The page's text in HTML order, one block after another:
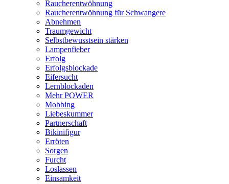
Raucherentwöhnung
Raucherentwöhnung für Schwangere
Abnehmen
Traumgewicht
Selbstbewusstsein stärken
Lampenfieber
Erfolg
Erfolgsblockade
Eifersucht
Lernblockaden
Mehr POWER
Mobbing
Liebeskummer
Partnerschaft
Bikinifigur
Erröten
Sorgen
Furcht
Loslassen
Einsamkeit